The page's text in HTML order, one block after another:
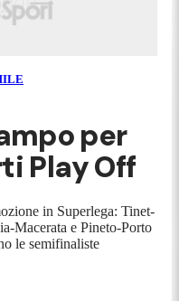
per
Play Off
in Superlega: Tinet-
Macerata e Pineto-Porto
le semifinaliste